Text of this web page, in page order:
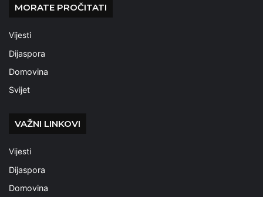
MORATE PROČITATI
Vijesti
Dijaspora
Domovina
Svijet
VAŽNI LINKOVI
Vijesti
Dijaspora
Domovina